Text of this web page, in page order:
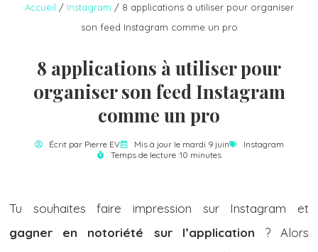
Accueil / Instagram / 8 applications à utiliser pour organiser
son feed Instagram comme un pro
8 applications à utiliser pour
organiser son feed Instagram
comme un pro
Écrit parPierre EV Mis à jour le mardi 9 juin
Instagram
Temps de lecture :10 minutes
Tu souhaites faire impression sur Instagram et
gagner en notoriété sur l’application ? Alors